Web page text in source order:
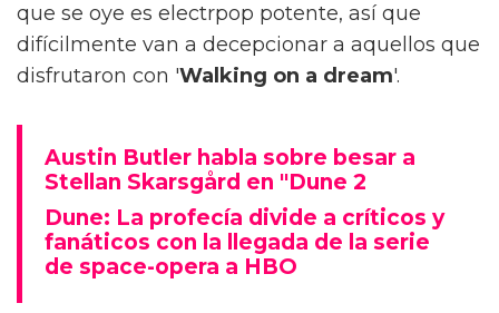
que se oye es electrpop potente, así que
difícilmente van a decepcionar a aquellos que
disfrutaron con 'Walking on a dream'.
Austin Butler habla sobre besar a
Stellan Skarsgård en "Dune 2
Dune: La profecía divide a críticos y
fanáticos con la llegada de la serie
de space-opera a HBO